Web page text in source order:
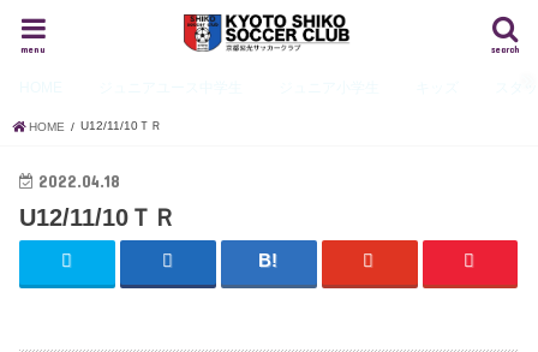
search
menu
HOME U12/11/10ＴＲ
2022.04.18
U12/11/10ＴＲ